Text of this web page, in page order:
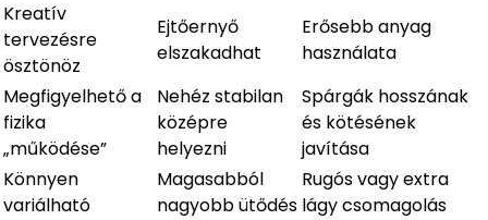
Kreatív
tervezésre
ösztönöz
Ejtőernyő
elszakadhat
Erősebb anyag
használata
Megfigyelhető a
fizika
„működése”
Nehéz stabilan
középre
helyezni
Spárgák hosszának
és kötésének
javítása
Könnyen
variálható
Magasabból
nagyobb ütődés
Rugós vagy extra
lágy csomagolás